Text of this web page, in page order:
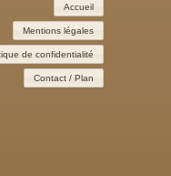
Accueil
Mentions légales
de confidentialité
Contact / Plan